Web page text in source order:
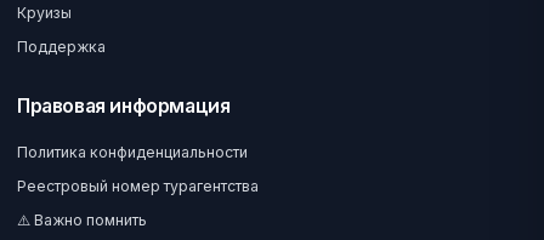
Круизы
Поддержка
Правовая информация
Политика конфиденциальности
Реестровый номер турагентства
⚠️ Важно помнить